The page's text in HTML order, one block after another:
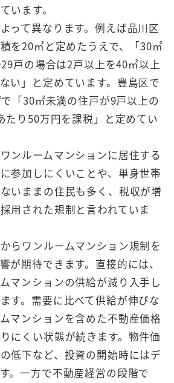
います。
って異なります。例えば品川区
を20㎡と定めたうえで、「30㎡
戸の場合は2戸以上を40㎡以上
い」と定めています。豊島区で
「30㎡未満の住戸が9戸以上の
たり50万円を課税」と定めてい
ンルームマンションに居住する
参加しにくいことや、単身世帯
いままの住民も多く、税収が増
用された規制と言われていま
らワンルームマンション規制を
が期待できます。直接的には、
マンションの供給が減り入手し
す。需要に比べて供給が伸びな
マンションを含めた不動産価格
にくい状態が続きます。物件価
低下など、投資の開始時にはデ
。一方で不動産経営の段階で